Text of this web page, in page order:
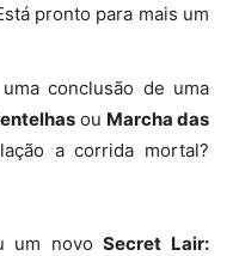
pronto para mais um
conclusão de uma
ou Marcha das
a corrida mortal?
um novoSecret Lair: